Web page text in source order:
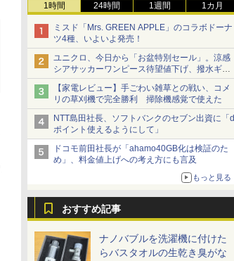
1時間 24時間 1週間 1カ月
ミスド「Mrs. GREEN APPLE」のコラボドーナ
ツ4種、いよいよ発売！
ユニクロ、今日から「お盆特別セール」。涼感
シアサッカーワンピース待望値下げ、撥水ギア
ショーツは1990円に
【家電レビュー】手ごわい雑草との戦い、コメ
リの草刈機で完全勝利 掃除機感覚で使えた
NTT島田社長、ソフトバンクのセブン出資に「d
ポイント使えるようにして」
ドコモ前田社長が「ahamo40GB化は検証のた
め」、料金値上げへの考え方にも言及
もっと見る
おすすめ記事
ナノバブルを洗濯機に付けた
らバスタオルの生乾き臭がな